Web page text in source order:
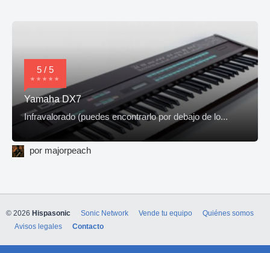
5 / 5
Yamaha DX7
Infravalorado (puedes encontrarlo por debajo de lo...
por majorpeach
© 2026 Hispasonic Sonic Network Vende tu equipo
Quiénes somos
Avisos legales
Contacto